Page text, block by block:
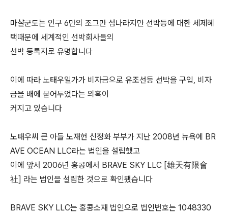
마샬군도는 인구 6만의 조그만 섬나라지만 선박등에 대한 세제혜
택때문에 세계적인 선박회사들의
선박 등록지로 유명합니다
이에 따라 노태우일가가 비자금으로 유조선등 선박을 구입, 비자
금을 배에 묻어두었다는 의혹이
커지고 있습니다
노태우씨 큰 아들 노재헌 신정화 부부가 지난 2008년 뉴욕에 BR
AVE OCEAN LLC라는 법인을 설립했고
이에 앞서 2006년 홍콩에서 BRAVE SKY LLC [雄天有限會
社] 라는 법인을 설립한 것으로 확인됐습니다
BRAVE SKY LLC는 홍콩소재 법인으로 법인번호는 1048330